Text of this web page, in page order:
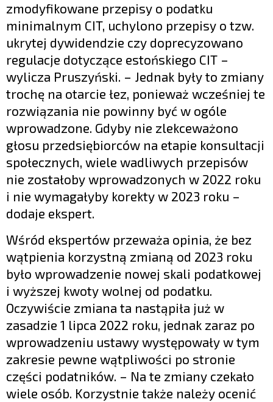
zmodyfikowane przepisy o podatku
minimalnym CIT, uchylono przepisy o tzw.
ukrytej dywidendzie czy doprecyzowano
regulacje dotyczące estońskiego CIT –
wylicza Pruszyński. – Jednak były to zmiany
trochę na otarcie łez, ponieważ wcześniej te
rozwiązania nie powinny być w ogóle
wprowadzone. Gdyby nie zlekceważono
głosu przedsiębiorców na etapie konsultacji
społecznych, wiele wadliwych przepisów
nie zostałoby wprowadzonych w 2022 roku
i nie wymagałyby korekty w 2023 roku –
dodaje ekspert.
Wśród ekspertów przeważa opinia, że bez
wątpienia korzystną zmianą od 2023 roku
było wprowadzenie nowej skali podatkowej
i wyższej kwoty wolnej od podatku.
Oczywiście zmiana ta nastąpiła już w
zasadzie 1 lipca 2022 roku, jednak zaraz po
wprowadzeniu ustawy występowały w tym
zakresie pewne wątpliwości po stronie
części podatników. – Na te zmiany czekało
wiele osób. Korzystnie także należy ocenić